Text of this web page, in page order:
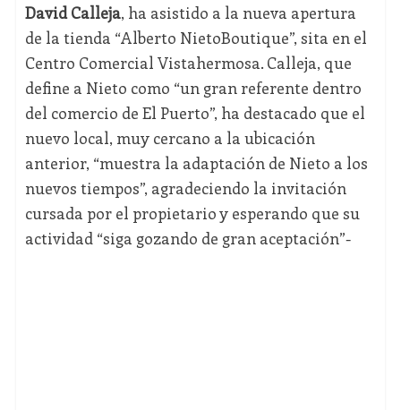
David Calleja, ha asistido a la nueva apertura
de la tienda “Alberto NietoBoutique”, sita en el
Centro Comercial Vistahermosa. Calleja, que
define a Nieto como “un gran referente dentro
del comercio de El Puerto”, ha destacado que el
nuevo local, muy cercano a la ubicación
anterior, “muestra la adaptación de Nieto a los
nuevos tiempos”, agradeciendo la invitación
cursada por el propietario y esperando que su
actividad “siga gozando de gran aceptación”-